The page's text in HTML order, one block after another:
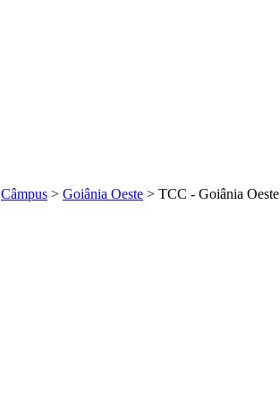
Câmpus > Goiânia Oeste > TCC - Goiânia Oeste